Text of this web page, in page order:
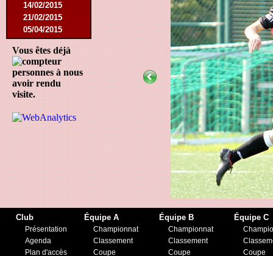
14/02/2015
21/02/2015
05/04/2015
23/05/2015
30/05/2015
12/08/2015
15/08/2015
22/08/2015
10/10/2015
03/09/2016
17/09/2016
10/01/2017
18/02/2017
Vous êtes déjà
personnes à nous
avoir rendu
visite.
Club
Présentation
Agenda
Plan d'accès
Équipe A
Championnat
Classement
Coupe
Équipe B
Championnat
Classement
Coupe
Équipe C
Coupe